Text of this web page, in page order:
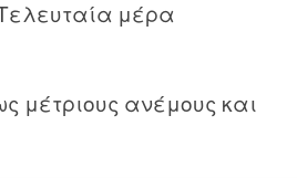
μέρα
μέτριους ανέμους και